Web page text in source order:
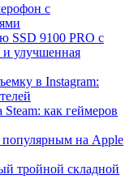
с
SSD 9100 PRO с
и улучшенная
в Instagram:
как геймеров
популярным на Apple
тройной складной